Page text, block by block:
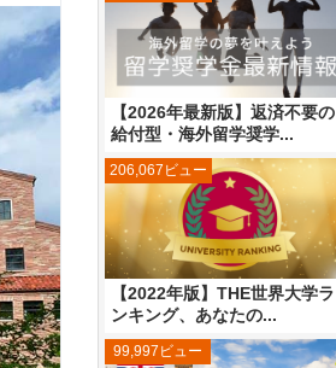
【2026年最新版】返済不要の
給付型・海外留学奨学...
【2022年版】THE世界大学ラ
ンキング、あなたの...
206,067ビュー
99,997ビュー